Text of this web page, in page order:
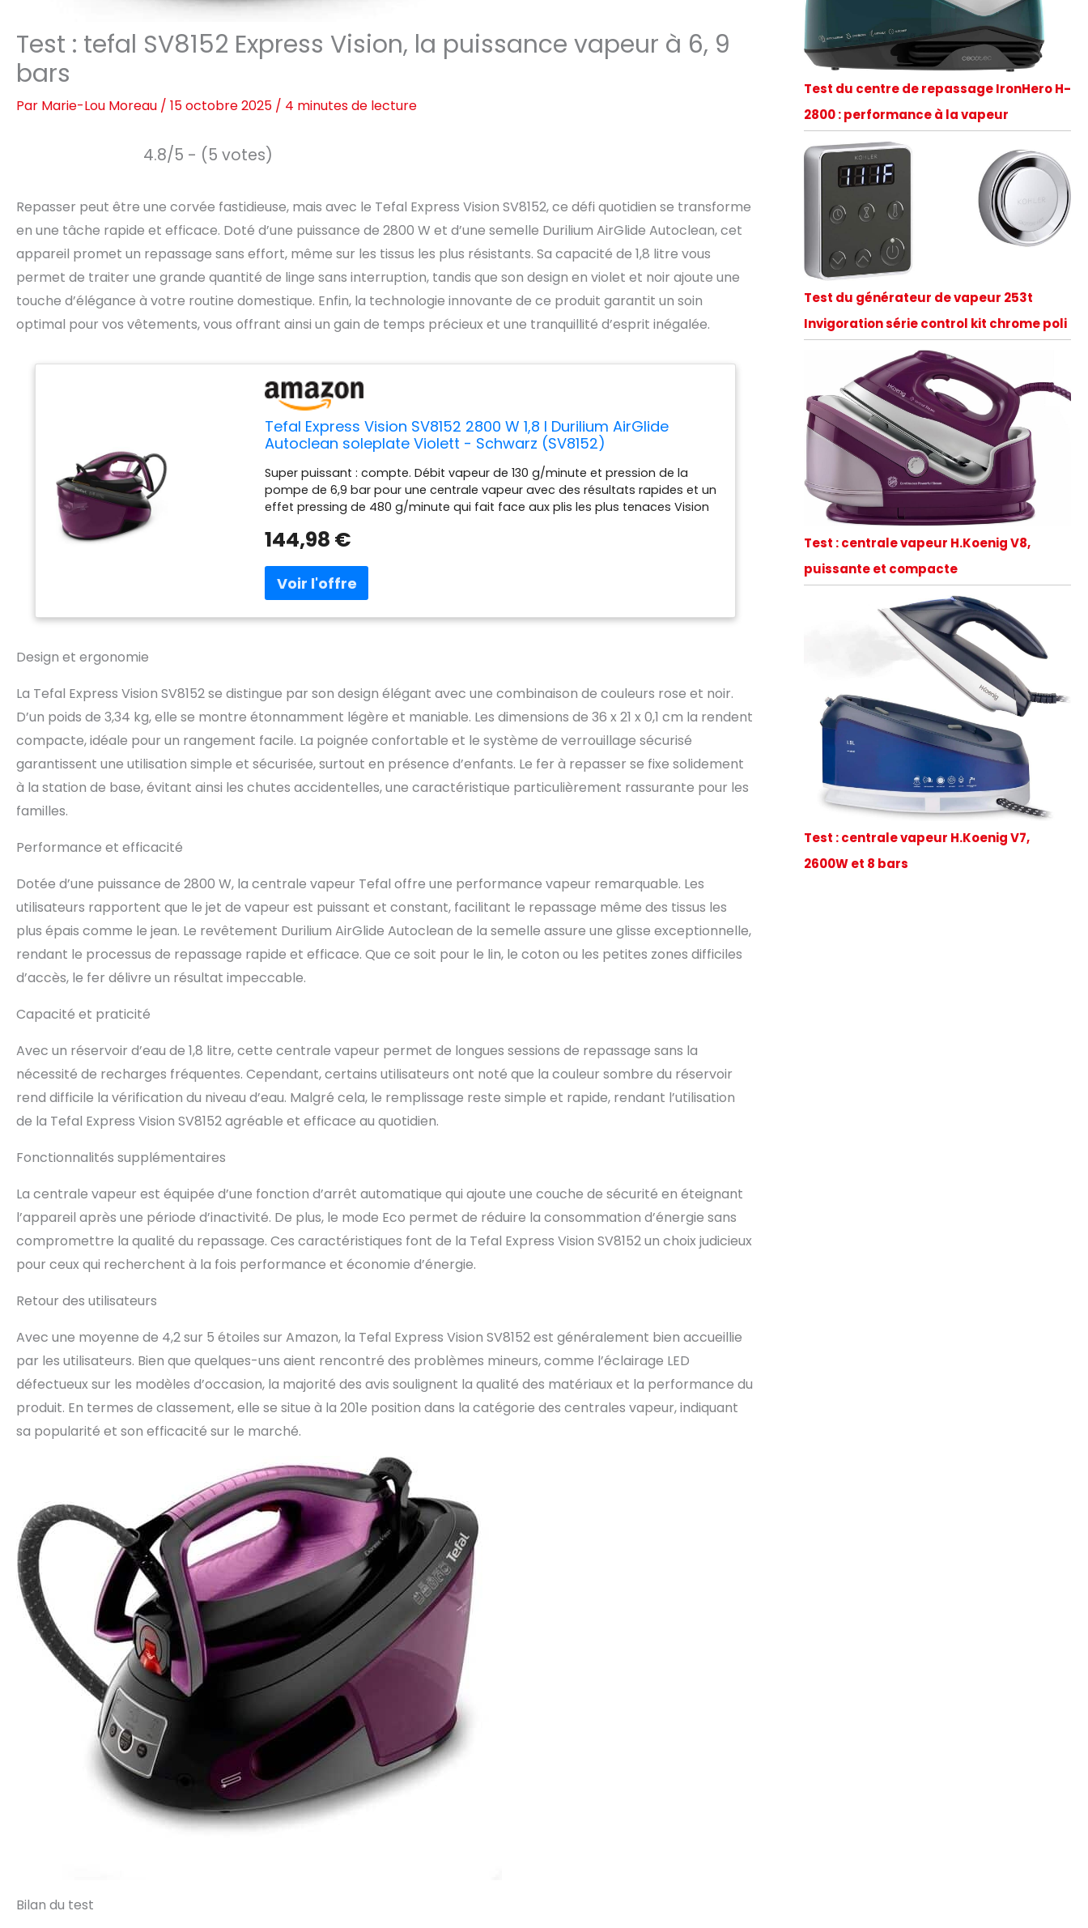
Test : tefal SV8152 Express Vision, la puissance vapeur à 6, 9
bars
Par Marie-Lou Moreau / 15 octobre 2025 / 4 minutes de lecture
4.8/5 - (5 votes)
Repasser peut être une corvée fastidieuse, mais avec le Tefal Express Vision SV8152, ce défi quotidien se transforme
en une tâche rapide et efficace. Doté d’une puissance de 2800 W et d’une semelle Durilium AirGlide Autoclean, cet
appareil promet un repassage sans effort, même sur les tissus les plus résistants. Sa capacité de 1,8 litre vous
permet de traiter une grande quantité de linge sans interruption, tandis que son design en violet et noir ajoute une
touche d’élégance à votre routine domestique. Enfin, la technologie innovante de ce produit garantit un soin
optimal pour vos vêtements, vous offrant ainsi un gain de temps précieux et une tranquillité d’esprit inégalée.
Tefal Express Vision SV8152 2800 W 1,8 l Durilium AirGlide
Autoclean soleplate Violett - Schwarz (SV8152)
Super puissant : compte. Débit vapeur de 130 g/minute et pression de la
pompe de 6,9 bar pour une centrale vapeur avec des résultats rapides et un
effet pressing de 480 g/minute qui fait face aux plis les plus tenaces Vision
sommet du fer qui montre le chemin vers des résultats parfaits où que vous
combinaison parfaite de vapeur et de température sans risque de brûlure
PERFORMANCE DURABLE: collecteur de calcaire amovible qui maintient votre
entretien sans stress ; économie d'énergie : utilisez votre centrale vapeur en
capacité du réservoir d'eau de 1,8 L assure des travaux de repassage plus
faciles avec un confort optimal ; Made in France : un produit haute
performance Made in France selon des normes sans compromis en matière
de soin, de design et de fabrication artisanale
144,98 €
Design et ergonomie
La Tefal Express Vision SV8152 se distingue par son design élégant avec une combinaison de couleurs rose et noir.
D’un poids de 3,34 kg, elle se montre étonnamment légère et maniable. Les dimensions de 36 x 21 x 0,1 cm la rendent
compacte, idéale pour un rangement facile. La poignée confortable et le système de verrouillage sécurisé
garantissent une utilisation simple et sécurisée, surtout en présence d’enfants. Le fer à repasser se fixe solidement
à la station de base, évitant ainsi les chutes accidentelles, une caractéristique particulièrement rassurante pour les
familles.
Performance et efficacité
Dotée d’une puissance de 2800 W, la centrale vapeur Tefal offre une performance vapeur remarquable. Les
utilisateurs rapportent que le jet de vapeur est puissant et constant, facilitant le repassage même des tissus les
plus épais comme le jean. Le revêtement Durilium AirGlide Autoclean de la semelle assure une glisse exceptionnelle,
rendant le processus de repassage rapide et efficace. Que ce soit pour le lin, le coton ou les petites zones difficiles
d’accès, le fer délivre un résultat impeccable.
Capacité et praticité
Avec un réservoir d’eau de 1,8 litre, cette centrale vapeur permet de longues sessions de repassage sans la
nécessité de recharges fréquentes. Cependant, certains utilisateurs ont noté que la couleur sombre du réservoir
rend difficile la vérification du niveau d’eau. Malgré cela, le remplissage reste simple et rapide, rendant l’utilisation
de la Tefal Express Vision SV8152 agréable et efficace au quotidien.
Fonctionnalités supplémentaires
La centrale vapeur est équipée d’une fonction d’arrêt automatique qui ajoute une couche de sécurité en éteignant
l’appareil après une période d’inactivité. De plus, le mode Eco permet de réduire la consommation d’énergie sans
compromettre la qualité du repassage. Ces caractéristiques font de la Tefal Express Vision SV8152 un choix judicieux
pour ceux qui recherchent à la fois performance et économie d’énergie.
Retour des utilisateurs
Avec une moyenne de 4,2 sur 5 étoiles sur Amazon, la Tefal Express Vision SV8152 est généralement bien accueillie
par les utilisateurs. Bien que quelques-uns aient rencontré des problèmes mineurs, comme l’éclairage LED
défectueux sur les modèles d’occasion, la majorité des avis soulignent la qualité des matériaux et la performance du
produit. En termes de classement, elle se situe à la 201e position dans la catégorie des centrales vapeur, indiquant
sa popularité et son efficacité sur le marché.
Bilan du test
Test du centre de repassage IronHero H-
2800 : performance à la vapeur
Test du générateur de vapeur 253t
Invigoration série control kit chrome poli
Test : centrale vapeur H.Koenig V8,
puissante et compacte
Test : centrale vapeur H.Koenig V7,
2600W et 8 bars